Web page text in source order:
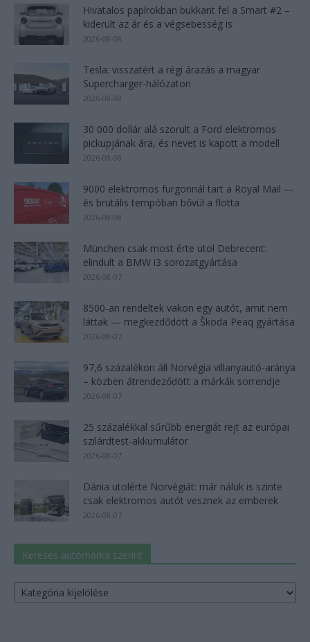
Hivatalos papírokban bukkant fel a Smart #2 –
kiderült az ár és a végsebesség is
2026-08-08
Tesla: visszatért a régi árazás a magyar
Supercharger-hálózaton
2026-08-08
30 000 dollár alá szorult a Ford elektromos
pickupjának ára, és nevet is kapott a modell
2026-08-08
9000 elektromos furgonnál tart a Royal Mail —
és brutális tempóban bővül a flotta
2026-08-08
München csak most érte utol Debrecent:
elindult a BMW i3 sorozatgyártása
2026-08-07
8500-an rendeltek vakon egy autót, amit nem
láttak — megkezdődött a Škoda Peaq gyártása
2026-08-07
97,6 százalékon áll Norvégia villanyautó-aránya
– közben átrendeződött a márkák sorrendje
2026-08-07
25 százalékkal sűrűbb energiát rejt az európai
szilárdtest-akkumulátor
2026-08-07
Dánia utolérte Norvégiát: már náluk is szinte
csak elektromos autót vesznek az emberek
2026-08-07
Keresés autómárka szerint
Keresés
autómárka